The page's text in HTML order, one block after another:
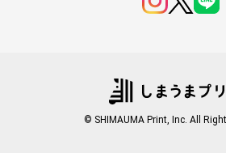
© SHIMAUMA Print, Inc. All